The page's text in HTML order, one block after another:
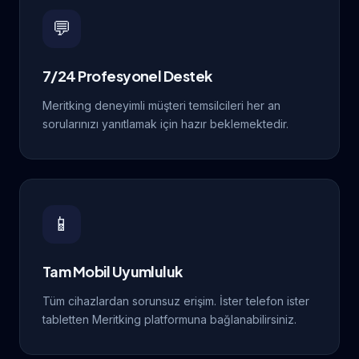
💬
7/24 Profesyonel Destek
Meritking deneyimli müşteri temsilcileri her an
sorularınızı yanıtlamak için hazır beklemektedir.
📱
Tam Mobil Uyumluluk
Tüm cihazlardan sorunsuz erişim. İster telefon ister
tabletten Meritking platformuna bağlanabilirsiniz.